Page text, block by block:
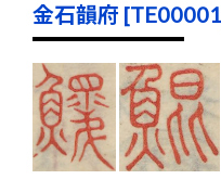
金石韻府